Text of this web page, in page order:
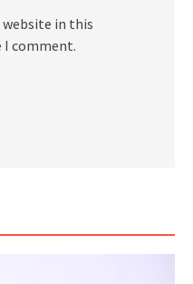
website in this
comment.